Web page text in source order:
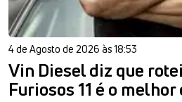
4 de Agosto de 2026 às 18:53
Vin Diesel diz que
Furiosos 11 é o